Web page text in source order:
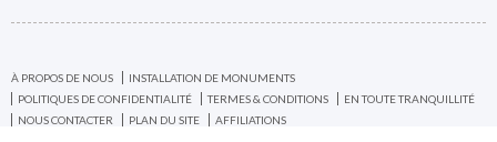
À PROPOS DE NOUS
INSTALLATION DE MONUMENTS
POLITIQUES DE CONFIDENTIALITÉ
TERMES & CONDITIONS
EN TOUTE TRANQUILLITÉ
NOUS CONTACTER
PLAN DU SITE AFFILIATIONS